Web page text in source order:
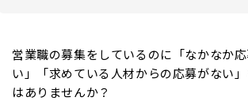
営業職の募集をしているのに「なかなか
い」「求めている人材からの応募がない
はありませんか？